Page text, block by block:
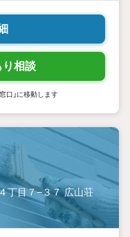
り相談
口」に移動します
丁目７−３７ 広山荘